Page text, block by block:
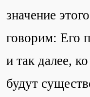
значение
говорим: Его
и так далее,
будут